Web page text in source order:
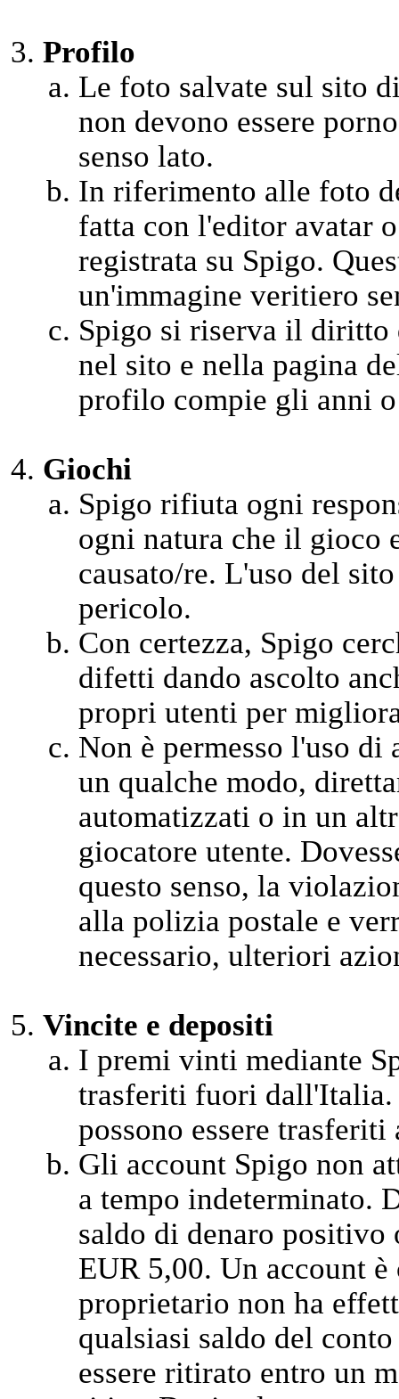
Profilo
Le foto salvate sul sito
non devono essere
senso lato.
In riferimento alle foto
fatta con l'editor avatar
registrata su Spigo.
un'immagine veritiero
Spigo si riserva il
nel sito e nella pagina
profilo compie gli anni
Giochi
Spigo rifiuta ogni
ogni natura che il gioco
causato/re. L'uso del
pericolo.
Con certezza, Spigo
difetti dando ascolto
propri utenti per
Non è permesso l'uso
un qualche modo,
automatizzati o in un
giocatore utente.
questo senso, la
alla polizia postale e
necessario, ulteriori
Vincite e depositi
I premi vinti mediante
trasferiti fuori dall'Italia.
possono essere
Gli account Spigo non
a tempo indeterminato.
saldo di denaro positivo
EUR 5,00. Un account
proprietario non ha
qualsiasi saldo del
essere ritirato entro un